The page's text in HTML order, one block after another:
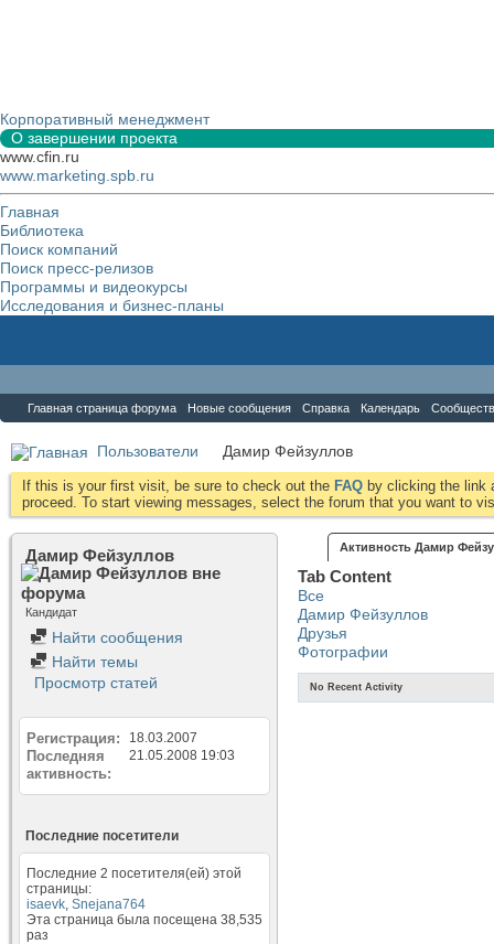
Корпоративный менеджмент
О завершении проекта
www.cfin.ru
www.marketing.spb.ru
Главная
Библиотека
Поиск компаний
Поиск пресс-релизов
Программы и видеокурсы
Исследования и бизнес-планы
Главная страница форума Новые сообщения Справка Календарь
Пользователи Дамир Фейзуллов
If this is your first visit, be sure to check out the FAQ by clicking the link
proceed. To start viewing messages, select the forum that you want to
Дамир Фейзуллов
Кандидат
Найти сообщения
Найти темы
Просмотр статей
Регистрация 18.03.2007
Последняя
активность
21.05.2008 19:03
Последние посетители
Последние 2 посетителя(ей) этой
страницы:
isaevk, Snejana764
Эта страница была посещена 38,535
раз
Активность Дамир
Tab Content
Все
Дамир Фейзуллов
Друзья
Фотографии
No Recent Activity